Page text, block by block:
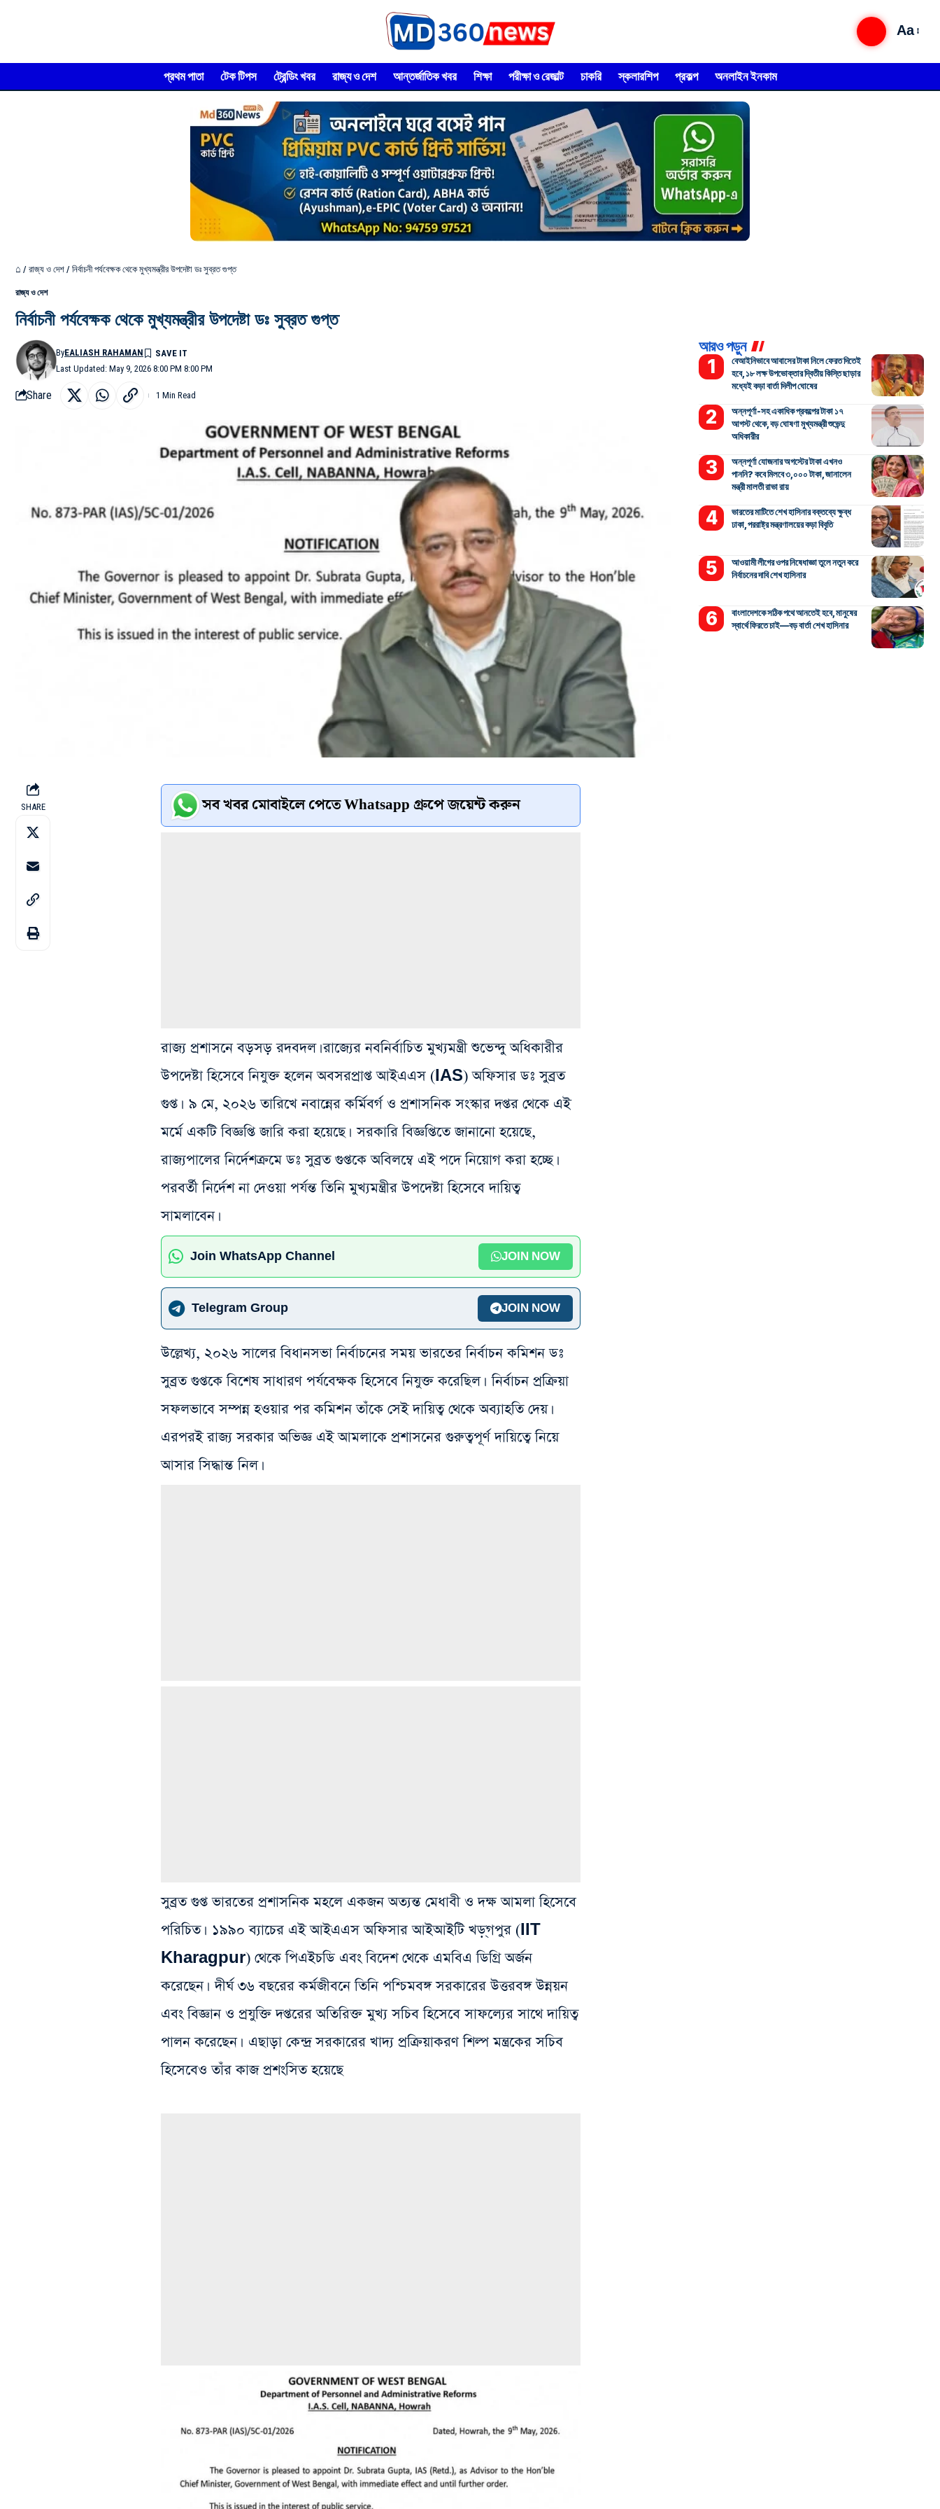
Aa
প্রথম পাতা টেক টিপস ট্রেন্ডিং খবর রাজ্য ও দেশ আন্তর্জাতিক খবর শিক্ষা পরীক্ষা ও রেজাল্ট চাকরি স্কলারশিপ প্রকল্প অনলাইন ইনকাম
⌂ / রাজ্য ও দেশ / নির্বাচনী পর্যবেক্ষক থেকে মুখ্যমন্ত্রীর উপদেষ্টা ডঃ সুব্রত গুপ্ত
রাজ্য ও দেশ
নির্বাচনী পর্যবেক্ষক থেকে মুখ্যমন্ত্রীর উপদেষ্টা ডঃ সুব্রত গুপ্ত
Last Updated: May 9, 2026 8:00 PM 8:00 PM
ByEALIASH RAHAMAN
Share 1 Min Read
SHARE সব খবর মোবাইলে পেতে Whatsapp গ্রুপে জয়েন্ট করুন
রাজ্য প্রশাসনে বড়সড় রদবদল। রাজ্যের নবনির্বাচিত মুখ্যমন্ত্রী শুভেন্দু অধিকারীর
উপদেষ্টা হিসেবে নিযুক্ত হলেন অবসরপ্রাপ্ত আইএএস (IAS) অফিসার ডঃ সুব্রত
গুপ্ত। ৯ মে, ২০২৬ তারিখে নবান্নের কর্মিবর্গ ও প্রশাসনিক সংস্কার দপ্তর থেকে এই
মর্মে একটি বিজ্ঞপ্তি জারি করা হয়েছে। সরকারি বিজ্ঞপ্তিতে জানানো হয়েছে,
রাজ্যপালের নির্দেশক্রমে ডঃ সুব্রত গুপ্তকে অবিলম্বে এই পদে নিয়োগ করা হচ্ছে।
পরবর্তী নির্দেশ না দেওয়া পর্যন্ত তিনি মুখ্যমন্ত্রীর উপদেষ্টা হিসেবে দায়িত্ব
সামলাবেন।
Join WhatsApp Channel JOIN NOW
Telegram Group JOIN NOW
উল্লেখ্য, ২০২৬ সালের বিধানসভা নির্বাচনের সময় ভারতের নির্বাচন কমিশন ডঃ
সুব্রত গুপ্তকে বিশেষ সাধারণ পর্যবেক্ষক হিসেবে নিযুক্ত করেছিল। নির্বাচন প্রক্রিয়া
সফলভাবে সম্পন্ন হওয়ার পর কমিশন তাঁকে সেই দায়িত্ব থেকে অব্যাহতি দেয়।
এরপরই রাজ্য সরকার অভিজ্ঞ এই আমলাকে প্রশাসনের গুরুত্বপূর্ণ দায়িত্বে নিয়ে
আসার সিদ্ধান্ত নিল।
সুব্রত গুপ্ত ভারতের প্রশাসনিক মহলে একজন অত্যন্ত মেধাবী ও দক্ষ আমলা হিসেবে
পরিচিত। ১৯৯০ ব্যাচের এই আইএএস অফিসার আইআইটি খড়্গপুর (IIT
Kharagpur) থেকে পিএইচডি এবং বিদেশ থেকে এমবিএ ডিগ্রি অর্জন
করেছেন। দীর্ঘ ৩৬ বছরের কর্মজীবনে তিনি পশ্চিমবঙ্গ সরকারের উত্তরবঙ্গ উন্নয়ন
এবং বিজ্ঞান ও প্রযুক্তি দপ্তরের অতিরিক্ত মুখ্য সচিব হিসেবে সাফল্যের সাথে দায়িত্ব
পালন করেছেন। এছাড়া কেন্দ্র সরকারের খাদ্য প্রক্রিয়াকরণ শিল্প মন্ত্রকের সচিব
হিসেবেও তাঁর কাজ প্রশংসিত হয়েছে
আরও পড়ুন
বেআইনিভাবে আবাসের টাকা নিলে ফেরত দিতেই
হবে, ১৮ লক্ষ উপভোক্তার দ্বিতীয় কিস্তি ছাড়ার
মধ্যেই কড়া বার্তা দিলীপ ঘোষের
অন্নপূর্ণা-সহ একাধিক প্রকল্পের টাকা ১৭
আগস্ট থেকে, বড় ঘোষণা মুখ্যমন্ত্রী শুভেন্দু
অধিকারীর
অন্নপূর্ণা যোজনার অগস্টের টাকা এখনও
পাননি? কবে মিলবে ৩,০০০ টাকা, জানালেন
মন্ত্রী মালতী রাভা রায়
ভারতের মাটিতে শেখ হাসিনার বক্তব্যে ক্ষুব্ধ
ঢাকা, পররাষ্ট্র মন্ত্রণালয়ের কড়া বিবৃতি
আওয়ামী লীগের ওপর নিষেধাজ্ঞা তুলে নতুন করে
নির্বাচনের দাবি শেখ হাসিনার
বাংলাদেশকে সঠিক পথে আনতেই হবে, মানুষের
স্বার্থে ফিরতে চাই—বড় বার্তা শেখ হাসিনার